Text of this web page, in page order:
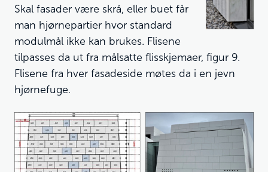
Skal fasader være skrå, eller buet får
man hjørnepartier hvor standard
modulmål ikke kan brukes. Flisene
tilpasses da ut fra målsatte flisskjemaer, figur 9.
Flisene fra hver fasadeside møtes da i en jevn
hjørnefuge.